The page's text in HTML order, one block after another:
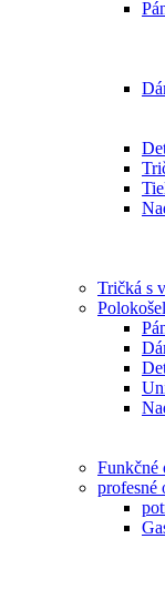
Tričká s
Funkčné
profesné